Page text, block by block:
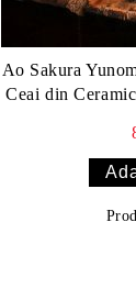
Ao Sakura
Ceai din